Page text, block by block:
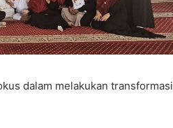
dalam melakukan transformasi